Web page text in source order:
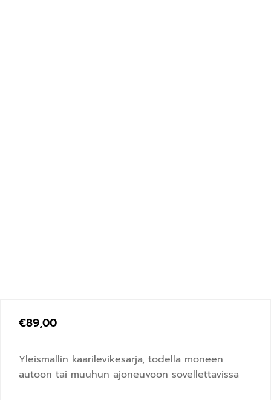
€89,00
Yleismallin kaarilevikesarja, todella moneen
autoon tai muuhun ajoneuvoon sovellettavissa